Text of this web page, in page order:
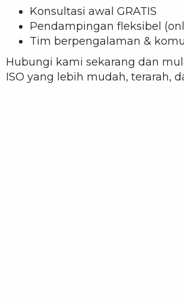
Konsultasi awal GRATIS
Pendampingan fleksibel
Tim berpengalaman &
Hubungi kami sekarang dan
ISO yang lebih mudah, terarah,